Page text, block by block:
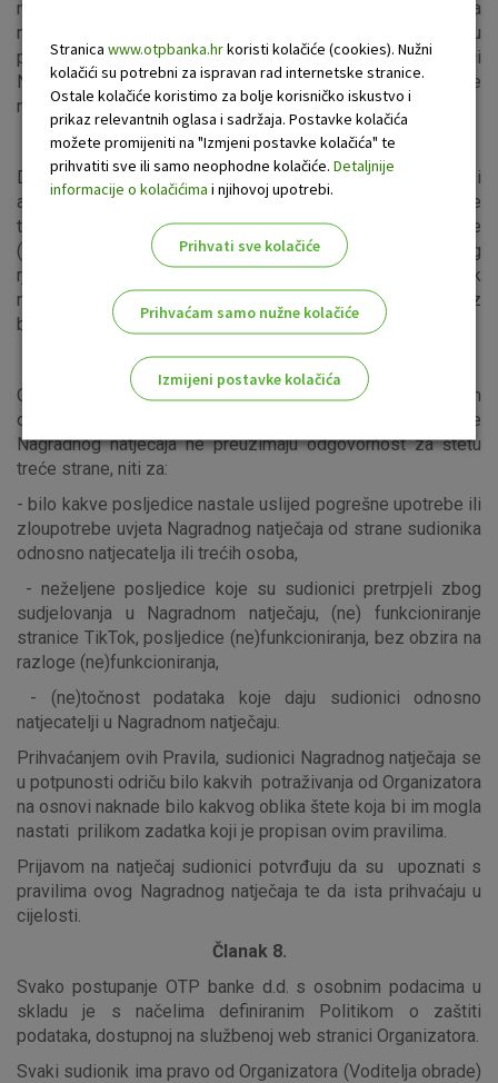
nagrade jer u suprotnom nagradu neće moći realizirati, a
nagrada će se automatski prenijeti na sljedeću najkreativniju
prijavu. Nagrada nije prenosiva na treću osobu. Sudionici
Nagradnog natječaja nemaju pravo zahtijevati drugačije
nagrade od onih navedenih u ovim Pravilima (Članak 4).
Članak 6.
Dostavljene osobne podatke (ime, prezime, broj mobitela i
adresu) Organizator koristi samo u svrhu dostave nagrade
te ih čuva za vrijeme trajanja natječaja i kroz kraće razdoblje
(maksimalno 3 mjeseca) nakon proglašenja dobitnika, zbog
rješavanja eventualnih pritužbi vezano za provedeni TikTok
natječaj. Nakon isteka navedenog roka podaci se brišu iz
baze Organizatora.
Članak 7.
Organizator kao niti pravne osobe koje u ime i za račun
organizatora obavljaju radnje vezane uz provođenje
Nagradnog natječaja ne preuzimaju odgovornost za štetu
treće strane, niti za:
- bilo kakve posljedice nastale uslijed pogrešne upotrebe ili
zloupotrebe uvjeta Nagradnog natječaja od strane sudionika
odnosno natjecatelja ili trećih osoba,
- neželjene posljedice koje su sudionici pretrpjeli zbog
sudjelovanja u Nagradnom natječaju, (ne) funkcioniranje
stranice TikTok, posljedice (ne)funkcioniranja, bez obzira na
razloge (ne)funkcioniranja,
- (ne)točnost podataka koje daju sudionici odnosno
natjecatelji u Nagradnom natječaju.
Prihvaćanjem ovih Pravila, sudionici Nagradnog natječaja se
u potpunosti odriču bilo kakvih potraživanja od Organizatora
na osnovi naknade bilo kakvog oblika štete koja bi im mogla
nastati prilikom zadatka koji je propisan ovim pravilima.
Prijavom na natječaj sudionici potvrđuju da su upoznati s
pravilima ovog Nagradnog natječaja te da ista prihvaćaju u
cijelosti.
Članak 8.
Svako postupanje OTP banke d.d. s osobnim podacima u
skladu je s načelima definiranim Politikom o zaštiti
podataka, dostupnoj na službenoj web stranici Organizatora.
Svaki sudionik ima pravo od Organizatora (Voditelja obrade)
Stranica www.otpbanka.hrkoristi kolačiće (cookies). Nužni
kolačići su potrebni za ispravan rad internetske stranice.
Ostale kolačiće koristimo za bolje korisničko iskustvo i
prikaz relevantnih oglasa i sadržaja. Postavke kolačića
možete promijeniti na "Izmjeni postavke kolačića" te
prihvatiti sve ili samo neophodne kolačiće. Detaljnije
informacije o kolačićima i njihovoj upotrebi.
Prihvati sve kolačiće
Prihvaćam samo nužne kolačiće
Izmijeni postavke kolačića
Nužni kolačići
Analitički kolačići
Marketinški kolačići
Prihvaćam upotrebu navedenih kolačića
Nužni (tehnički) kolačići - uvijek aktivni
Ovi kolačići nužni su za funkcioniranje internetske stranice i
ne mogu se isključiti u našim sustavima. Uobičajeno se
postavljaju kao odgovor na vaše radnje koje uključuju zahtjev
za uslugama, kao što su postavke kolačića. Svoj preglednik
možete postaviti da blokira te kolačiće ili pošalje upozorenje
kolačići ne pohranjuju nikakve informacije koje bi vas mogle
identificirati.
Detaljnije informacije o kolačićima